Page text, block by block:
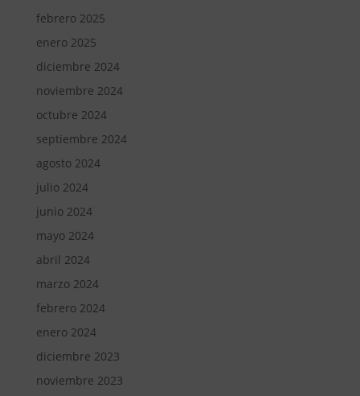
febrero 2025
enero 2025
diciembre 2024
noviembre 2024
octubre 2024
septiembre 2024
agosto 2024
julio 2024
junio 2024
mayo 2024
abril 2024
marzo 2024
febrero 2024
enero 2024
diciembre 2023
noviembre 2023